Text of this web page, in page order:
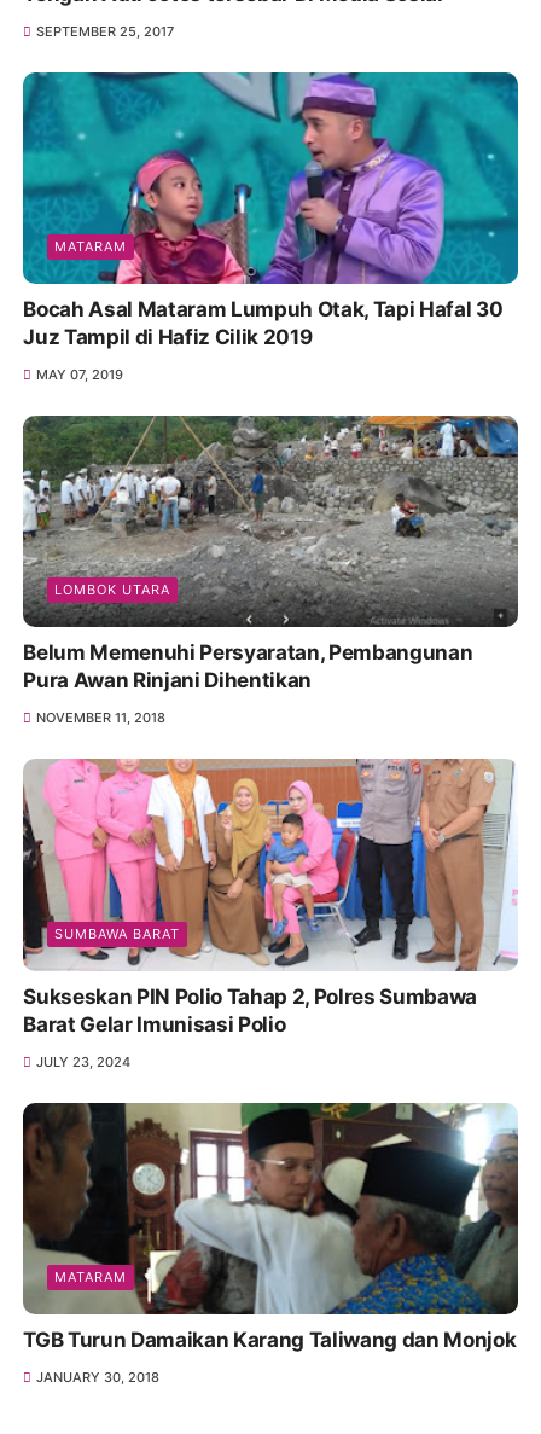
SEPTEMBER 25, 2017
MATARAM
Bocah Asal Mataram Lumpuh Otak, Tapi Hafal 30
Juz Tampil di Hafiz Cilik 2019
MAY 07, 2019
LOMBOK UTARA
Belum Memenuhi Persyaratan, Pembangunan
Pura Awan Rinjani Dihentikan
NOVEMBER 11, 2018
SUMBAWA BARAT
Sukseskan PIN Polio Tahap 2, Polres Sumbawa
Barat Gelar Imunisasi Polio
JULY 23, 2024
MATARAM
TGB Turun Damaikan Karang Taliwang dan Monjok
JANUARY 30, 2018